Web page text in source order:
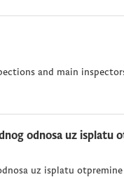
and main
odnosa uz isplatu
uz isplatu